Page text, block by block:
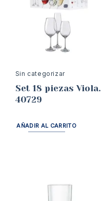
Sin categorizar
Set 18 piezas Viola.
40729
AÑADIR AL CARRITO